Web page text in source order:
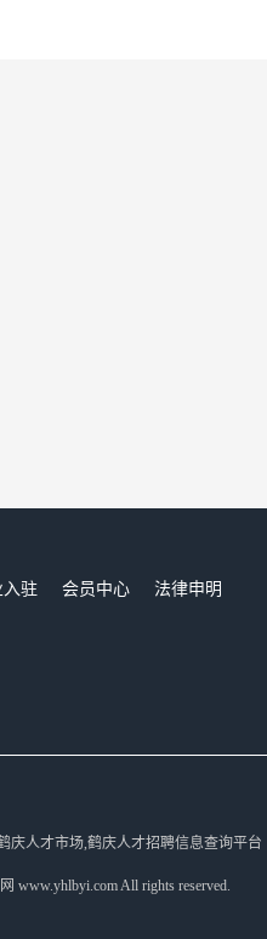
入驻 会员中心
法律申明
庆人才市场,鹤庆人才招聘信息查询平台
www.yhlbyi.com All rights reserved.